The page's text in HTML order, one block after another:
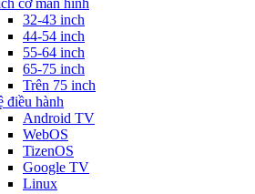
32-43 inch
44-54 inch
55-64 inch
65-75 inch
Trên 75 inch
điều hành
Android TV
WebOS
TizenOS
Google TV
Linux